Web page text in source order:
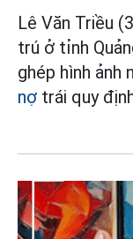
Lê Văn Triều
trú ở tỉnh
ghép hình ảnh
nợ trái quy